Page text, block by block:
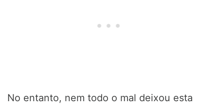
No entanto, nem todo o mal deixou esta